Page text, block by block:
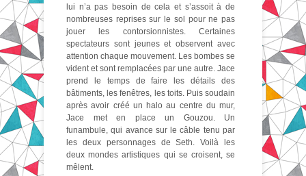
lui n’a pas besoin de cela et s’assoit à de
nombreuses reprises sur le sol pour ne pas
jouer les contorsionnistes. Certaines
spectateurs sont jeunes et observent avec
attention chaque mouvement. Les bombes se
vident et sont remplacées par une autre. Jace
prend le temps de faire les détails des
bâtiments, les fenêtres, les toits. Puis soudain
après avoir créé un halo au centre du mur,
Jace met en place un Gouzou. Un
funambule, qui avance sur le câble tenu par
les deux personnages de Seth. Voilà les
deux mondes artistiques qui se croisent, se
mêlent.